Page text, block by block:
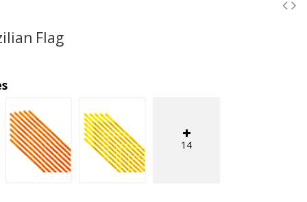
Flag
14